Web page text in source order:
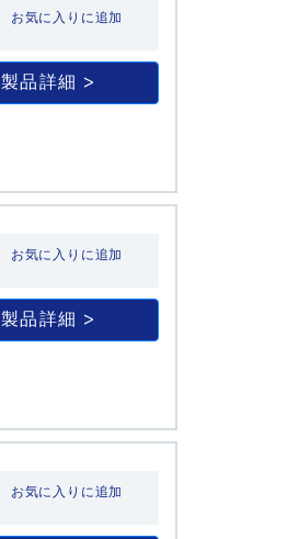
お気に入りに追加
製品詳細
お気に入りに追加
製品詳細
お気に入りに追加